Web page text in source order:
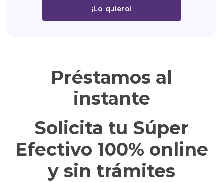
¡Lo quiero!
Préstamos al
instante
Solicita tu Súper
Efectivo 100% online
y sin trámites